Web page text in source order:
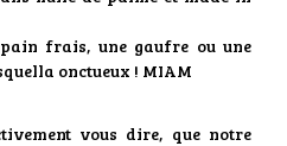
frais, une gaufre ou une
onctueux ! MIAM
vous dire, que notre